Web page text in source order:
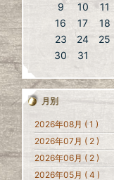
9
10 11
16
17 18
23
24 25
30
31
月別
2026年08月 ( 1 )
2026年07月 ( 2 )
2026年06月 ( 2 )
2026年05月 ( 4 )